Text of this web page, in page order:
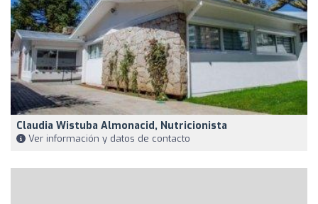
Claudia Wistuba Almonacid, Nutricionista
Ver información y datos de contacto